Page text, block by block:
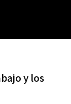
y los